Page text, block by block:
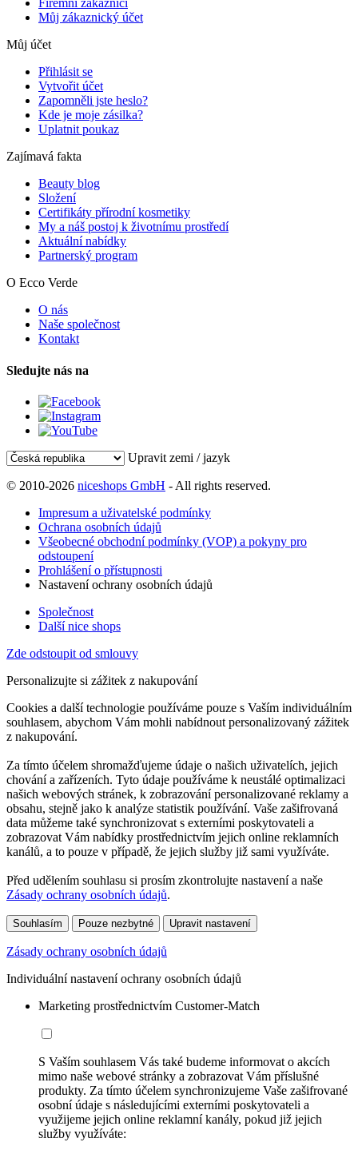
Firemní zákazníci
Můj zákaznický účet
Můj účet
Přihlásit se
Vytvořit účet
Zapomněli jste heslo?
Kde je moje zásilka?
Uplatnit poukaz
Zajímavá fakta
Beauty blog
Složení
Certifikáty přírodní kosmetiky
My a náš postoj k životnímu prostředí
Aktuální nabídky
Partnerský program
O Ecco Verde
O nás
Naše společnost
Kontakt
Sledujte nás na
Upravit zemi / jazyk
© 2010-2026 niceshops GmbH - All rights reserved.
Impresum a uživatelské podmínky
Ochrana osobních údajů
Všeobecné obchodní podmínky (VOP) a pokyny pro
odstoupení
Prohlášení o přístupnosti
Nastavení ochrany osobních údajů
Společnost
Další nice shops
Zde odstoupit od smlouvy
Personalizujte si zážitek z nakupování
Cookies a další technologie používáme pouze s Vaším individuálním
souhlasem, abychom Vám mohli nabídnout personalizovaný zážitek
z nakupování.
Za tímto účelem shromažďujeme údaje o našich uživatelích, jejich
chování a zařízeních. Tyto údaje používáme k neustálé optimalizaci
našich webových stránek, k zobrazování personalizované reklamy a
obsahu, stejně jako k analýze statistik používání. Vaše zašifrovaná
data můžeme také synchronizovat s externími poskytovateli a
zobrazovat Vám nabídky prostřednictvím jejich online reklamních
kanálů, a to pouze v případě, že jejich služby již sami využíváte.
Před udělením souhlasu si prosím zkontrolujte nastavení a naše
Zásady ochrany osobních údajů.
Souhlasím Pouze nezbytné Upravit nastavení
Zásady ochrany osobních údajů
Individuální nastavení ochrany osobních údajů
Marketing prostřednictvím Customer-Match
S Vaším souhlasem Vás také budeme informovat o akcích
mimo naše webové stránky a zobrazovat Vám příslušné
produkty. Za tímto účelem synchronizujeme Vaše zašifrované
osobní údaje s následujícími externími poskytovateli a
využijeme jejich online reklamní kanály, pokud již jejich
služby využíváte: